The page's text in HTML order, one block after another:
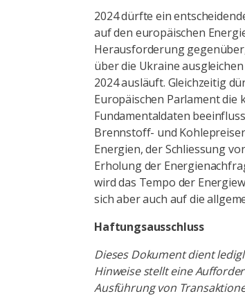
2024 dürfte ein
auf den europäischen
Herausforderung
über die Ukraine
2024 ausläuft. Gleichzeitig
Europäischen Parlament
Fundamentaldaten
Brennstoff- und
Energien, der Schliessung
Erholung der
wird das Tempo der
sich aber auch auf die
Haftungsausschluss
Dieses Dokument dient
Hinweise stellt eine
Ausführung von